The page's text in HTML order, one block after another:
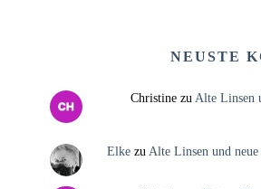
NEUSTE
ChristinezuAlte Linsen
ElkezuAlte Linsen und